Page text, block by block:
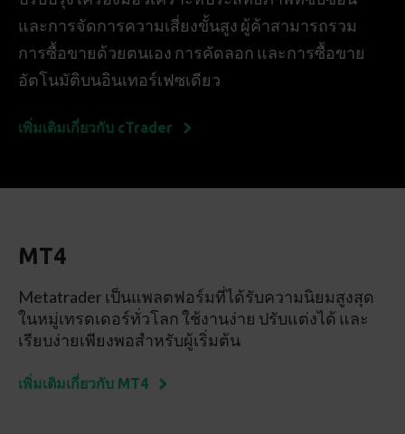
และการจัดการความเสี่ยงขั้นสูง ผู้ค้าสามารถรวม
การซื้อขายด้วยตนเอง การคัดลอก และการซื้อขาย
อัตโนมัติบนอินเทอร์เฟซเดียว
เพิ่มเติมเกี่ยวกับ cTrader
MT4
Metatrader เป็นแพลตฟอร์มที่ได้รับความนิยมสูงสุด
ในหมู่เทรดเดอร์ทั่วโลก ใช้งานง่าย ปรับแต่งได้ และ
เรียบง่ายเพียงพอสำหรับผู้เริ่มต้น
เพิ่มเติมเกี่ยวกับ MT4